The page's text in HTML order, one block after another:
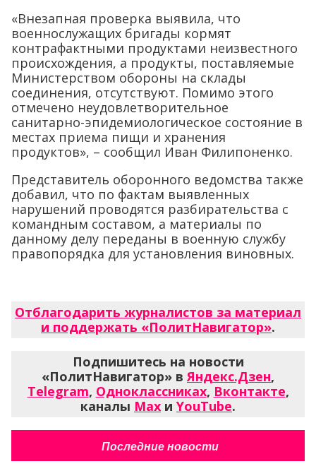
«Внезапная проверка выявила, что
военнослужащих бригады кормят
контрафактными продуктами неизвестного
происхождения, а продукты, поставляемые
Министерством обороны на склады
соединения, отсутствуют. Помимо этого
отмечено неудовлетворительное
санитарно-эпидемиологическое состояние в
местах приема пищи и хранения
продуктов», – сообщил Иван Филипоненко.
Представитель оборонного ведомства также
добавил, что по фактам выявленных
нарушений проводятся разбирательства с
командным составом, а материалы по
данному делу переданы в военную службу
правопорядка для установления виновных.
Отблагодарить журналистов за материал
и поддержать «ПолитНавигатор».
Подпишитесь на новости
«ПолитНавигатор» вЯндекс.Дзен,
Telegram, Одноклассниках, Вконтакте,
каналы Max и YouTube.
Последние новости